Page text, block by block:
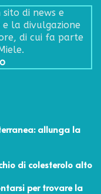
sito di news e
la divulgazione
di cui fa parte
allunga la
di colesterolo alto
per trovare la